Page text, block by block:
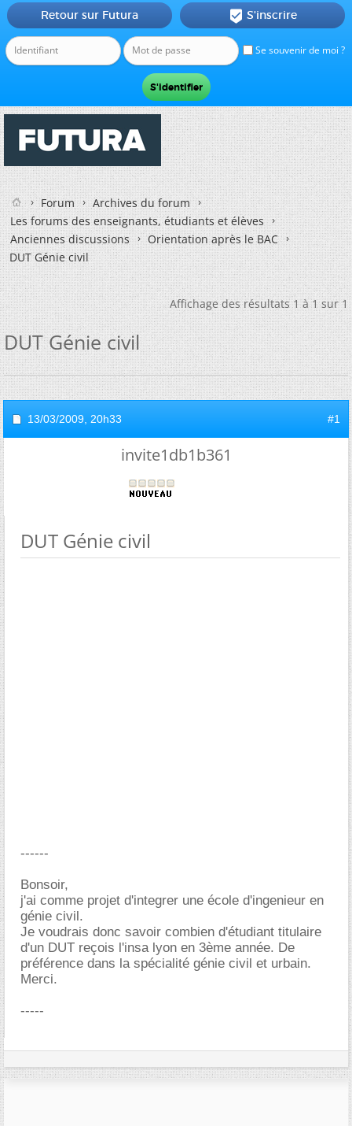
Se souvenir de moi ?
Retour sur Futura  S'inscrire
Forum
Archives du forum
Les forums des enseignants, étudiants et élèves
Anciennes discussions
Orientation après le BAC
DUT Génie civil
Affichage des résultats 1 à 1 sur 1
DUT Génie civil
13/03/2009, 20h33 #1
invite1db1b361
DUT Génie civil
------
Bonsoir,
j'ai comme projet d'integrer une école d'ingenieur en
génie civil.
Je voudrais donc savoir combien d'étudiant titulaire
d'un DUT reçois l'insa lyon en 3ème année. De
préférence dans la spécialité génie civil et urbain.
Merci.
-----